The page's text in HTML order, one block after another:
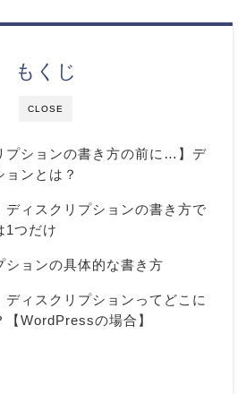
CLOSE
もくじ
プションの書き方の前に…】デ
ョンとは？
ディスクリプションの書き方で
1つだけ
ションの具体的な書き方
ディスクリプションってどこに
【WordPressの場合】